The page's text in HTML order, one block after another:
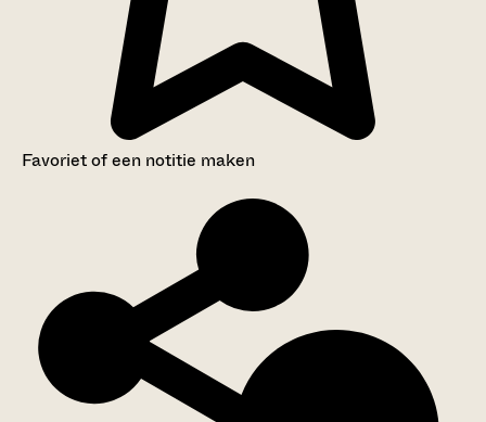
Favoriet of een notitie maken